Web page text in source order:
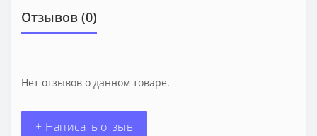
Отзывов (0)
Нет отзывов о данном товаре.
+ Написать отзыв